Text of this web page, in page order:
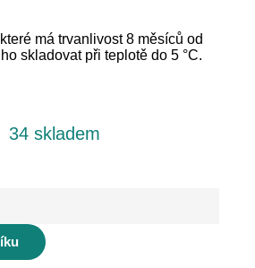
má trvanlivost 8 měsíců od
skladovat při teplotě do 5 °C.
34 skladem